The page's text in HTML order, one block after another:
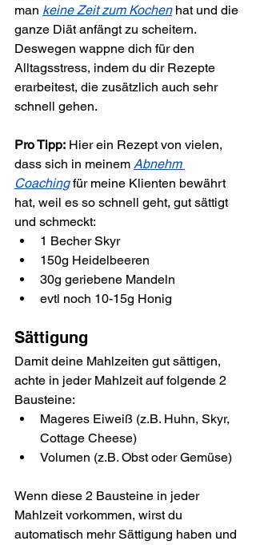
man keine Zeit zum Kochen hat und die
ganze Diät anfängt zu scheitern.
Deswegen wappne dich für den
Alltagsstress, indem du dir Rezepte
erarbeitest, die zusätzlich auch sehr
schnell gehen.
Pro Tipp: Hier ein Rezept von vielen,
dass sich in meinem Abnehm
Coaching für meine Klienten bewährt
hat, weil es so schnell geht, gut sättigt
und schmeckt:
1 Becher Skyr
150g Heidelbeeren
30g geriebene Mandeln
evtl noch 10-15g Honig
Sättigung
Damit deine Mahlzeiten gut sättigen,
achte in jeder Mahlzeit auf folgende 2
Bausteine:
Mageres Eiweiß (z.B. Huhn, Skyr,
Cottage Cheese)
Volumen (z.B. Obst oder Gemüse)
Wenn diese 2 Bausteine in jeder
Mahlzeit vorkommen, wirst du
automatisch mehr Sättigung haben und